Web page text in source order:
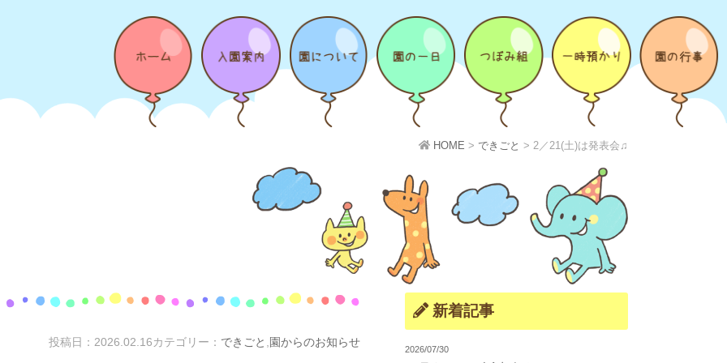
HOME > できごと > 2／21(土)は発表会♫
投稿日： 2026.02.16カテゴリー： できごと 園からのお知らせ
新着記事
2026/07/30